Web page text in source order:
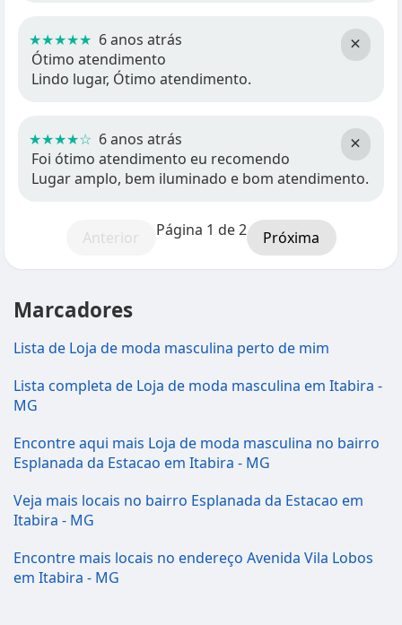
×
★★★★★ 6 anos atrás
Ótimo atendimento
Lindo lugar, Ótimo atendimento.
×
★★★★☆ 6 anos atrás
Foi ótimo atendimento eu recomendo
Lugar amplo, bem iluminado e bom atendimento.
Anterior Página 1 de 2 Próxima
Marcadores
Lista de Loja de moda masculina perto de mim
Lista completa de Loja de moda masculina em Itabira -
MG
Encontre aqui mais Loja de moda masculina no bairro
Esplanada da Estacao em Itabira - MG
Veja mais locais no bairro Esplanada da Estacao em
Itabira - MG
Encontre mais locais no endereço Avenida Vila Lobos
em Itabira - MG